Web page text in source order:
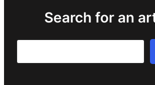
Search for an